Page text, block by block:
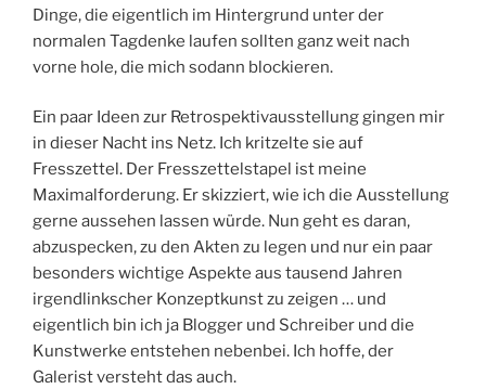
Dinge, die eigentlich im Hintergrund unter der
normalen Tagdenke laufen sollten ganz weit nach
vorne hole, die mich sodann blockieren.
Ein paar Ideen zur Retrospektivausstellung gingen mir
in dieser Nacht ins Netz. Ich kritzelte sie auf
Fresszettel. Der Fresszettelstapel ist meine
Maximalforderung. Er skizziert, wie ich die Ausstellung
gerne aussehen lassen würde. Nun geht es daran,
abzuspecken, zu den Akten zu legen und nur ein paar
besonders wichtige Aspekte aus tausend Jahren
irgendlinkscher Konzeptkunst zu zeigen … und
eigentlich bin ich ja Blogger und Schreiber und die
Kunstwerke entstehen nebenbei. Ich hoffe, der
Galerist versteht das auch.